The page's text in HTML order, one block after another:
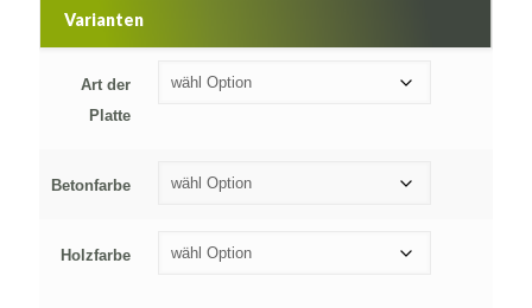
Varianten
Art der
Platte
Betonfarbe
Holzfarbe